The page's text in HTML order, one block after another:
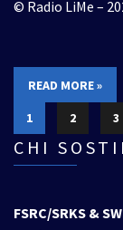
© Radio LiMe –
READ MORE »
1
2 3
CHI
FSRC/SRKS &